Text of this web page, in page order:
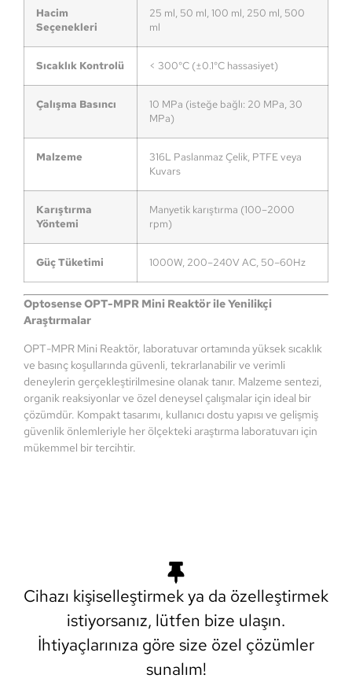
Hacim
Seçenekleri
25 ml, 50 ml, 100 ml, 250 ml, 500
ml
Sıcaklık Kontrolü < 300°C (±0.1°C hassasiyet)
Çalışma Basıncı
10 MPa (isteğe bağlı: 20 MPa, 30
MPa)
Malzeme
316L Paslanmaz Çelik, PTFE veya
Kuvars
Karıştırma
Yöntemi
Manyetik karıştırma (100–2000
rpm)
Güç Tüketimi 1000W, 200–240V AC, 50–60Hz
Optosense OPT-MPR Mini Reaktör ile Yenilikçi
Araştırmalar
OPT-MPR Mini Reaktör, laboratuvar ortamında yüksek sıcaklık
ve basınç koşullarında güvenli, tekrarlanabilir ve verimli
deneylerin gerçekleştirilmesine olanak tanır. Malzeme sentezi,
organik reaksiyonlar ve özel deneysel çalışmalar için ideal bir
çözümdür. Kompakt tasarımı, kullanıcı dostu yapısı ve gelişmiş
güvenlik önlemleriyle her ölçekteki araştırma laboratuvarı için
mükemmel bir tercihtir.
Cihazı kişiselleştirmek ya da özelleştirmek
istiyorsanız, lütfen bize ulaşın.
İhtiyaçlarınıza göre size özel çözümler
sunalım!